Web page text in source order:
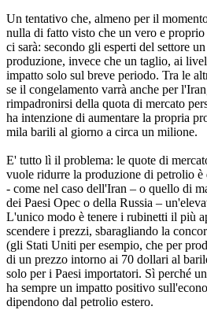
Un tentativo che, almeno per il
nulla di fatto visto che un vero e
ci sarà: secondo gli esperti del settore
produzione, invece che un taglio, ai
impatto solo sul breve periodo. Tra le
se il congelamento varrà anche per
rimpadronirsi della quota di mercato
ha intenzione di aumentare la propria
mila barili al giorno a circa un milione.
E' tutto lì il problema: le quote di
vuole ridurre la produzione di petrolio
- come nel caso dell'Iran – o quello di
dei Paesi Opec o della Russia –
L'unico modo è tenere i rubinetti il più
scendere i prezzi, sbaragliando la
(gli Stati Uniti per esempio, che per
di un prezzo intorno ai 70 dollari al
solo per i Paesi importatori. Sì perché
ha sempre un impatto positivo
dipendono dal petrolio estero.